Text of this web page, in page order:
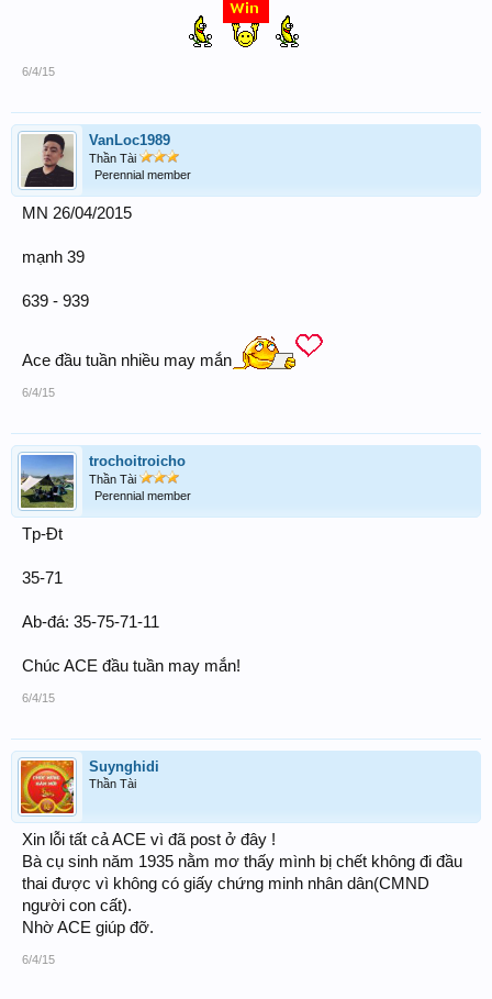
6/4/15
VanLoc1989
Thần Tài
Perennial member
MN 26/04/2015
mạnh 39
639 - 939
Ace đầu tuần nhiều may mắn
6/4/15
trochoitroicho
Thần Tài
Perennial member
Tp-Đt
35-71
Ab-đá: 35-75-71-11
Chúc ACE đầu tuần may mắn!
6/4/15
Suynghidi
Thần Tài
Xin lỗi tất cả ACE vì đã post ở đây !
Bà cụ sinh năm 1935 nằm mơ thấy mình bị chết không đi đầu
thai được vì không có giấy chứng minh nhân dân(CMND
người con cất).
Nhờ ACE giúp đỡ.
6/4/15